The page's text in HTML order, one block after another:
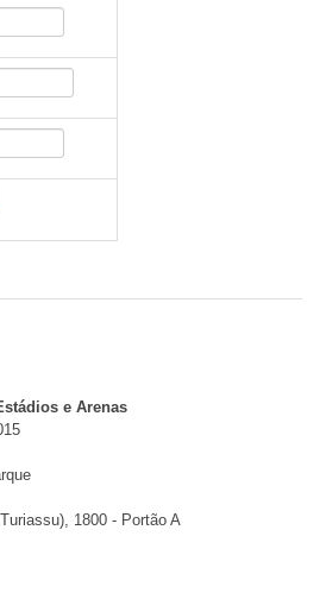
e Arenas
1800 - Portão A